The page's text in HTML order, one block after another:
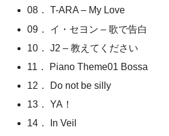
08． T-ARA – My Love
09． イ・セヨン – 歌で告白
10． J2 – 教えてください
11． Piano Theme01 Bossa
12． Do not be silly
13． YA！
14． In Veil